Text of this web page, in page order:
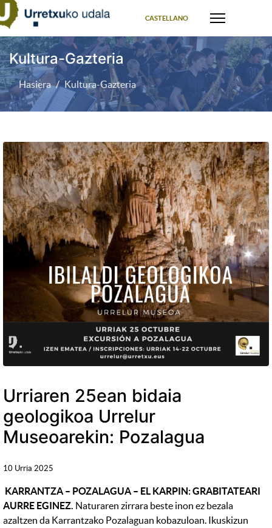
CASTELLANO
Kultura-Gazteria
Hasiera Kultura-Gazteria
Urriaren 25ean bidaia
geologikoa Urrelur
Museoarekin: Pozalagua
10 Urria 2025
KARRANTZA – POZALAGUA – EL KARPIN: GRABITATEARI
AURRE EGINEZ. Naturaren zirrara beste inon ez bezala
azaltzen da Karrantzako Pozalaguan kobazuloan. Ikuskizun